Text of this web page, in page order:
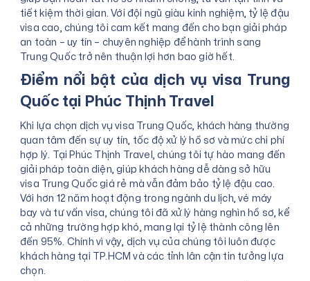
tiết kiệm thời gian. Với đội ngũ giàu kinh nghiệm, tỷ lệ đậu
visa cao, chúng tôi cam kết mang đến cho bạn giải pháp
an toàn – uy tín – chuyên nghiệp để hành trình sang
Trung Quốc trở nên thuận lợi hơn bao giờ hết.
Điểm nổi bật của dịch vụ visa Trung
Quốc tại Phúc Thịnh Travel
Khi lựa chọn dịch vụ visa Trung Quốc, khách hàng thường
quan tâm đến sự uy tín, tốc độ xử lý hồ sơ và mức chi phí
hợp lý. Tại Phúc Thịnh Travel, chúng tôi tự hào mang đến
giải pháp toàn diện, giúp khách hàng dễ dàng sở hữu
visa Trung Quốc giá rẻ mà vẫn đảm bảo tỷ lệ đậu cao.
Với hơn 12 năm hoạt động trong ngành du lịch, vé máy
bay và tư vấn visa, chúng tôi đã xử lý hàng nghìn hồ sơ, kể
cả những trường hợp khó, mang lại tỷ lệ thành công lên
đến 95%. Chính vì vậy, dịch vụ của chúng tôi luôn được
khách hàng tại TP.HCM và các tỉnh lân cận tin tưởng lựa
chọn.